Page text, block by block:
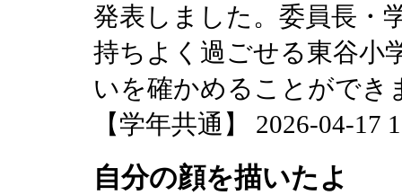
発表しました。委員長・
持ちよく過ごせる東谷小
いを確かめることができ
【学年共通】 2026-04-17
自分の顔を描いたよ